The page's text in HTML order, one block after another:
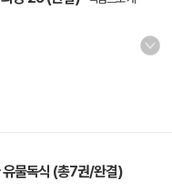
물독식 (총7권/완결)